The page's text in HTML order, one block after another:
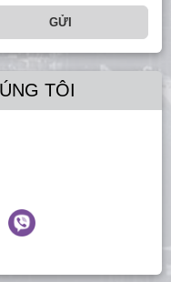
GỬI
TÔI